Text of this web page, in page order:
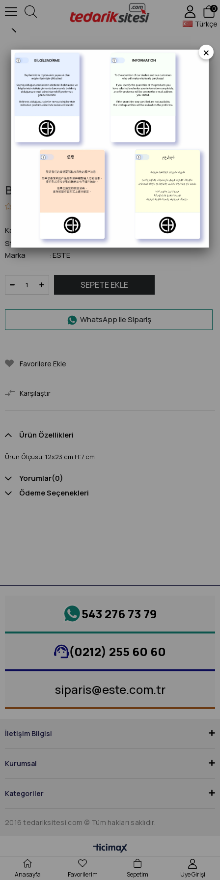
Türkçe
0
Baget Ahşap Kasa 12x23 cm H:7 cm
Baget Ahşap Kasa 12x23 cm H:7 cm
Kategori
Ahşap ve Bambu Ürünler
Stok Kodu
(ASL-37222)
Marka
: ESTE
WhatsApp ile Sipariş
Favorilere Ekle
Karşılaştır
Ürün Özellikleri
Ürün Ölçüsü: 12x23 cm H:7 cm
Yorumlar(0)
Ödeme Seçenekleri
543 276 73 79
(0212) 255 60 60
siparis@este.com.tr
İletişim Bilgisi
Kurumsal
Kategoriler
2016 tedariksitesi.com © Tüm hakları saklıdır.
×
Anasayfa Favorilerim Sepetim Üye Girişi